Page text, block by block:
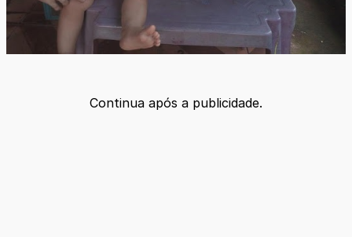
Continua após a publicidade.